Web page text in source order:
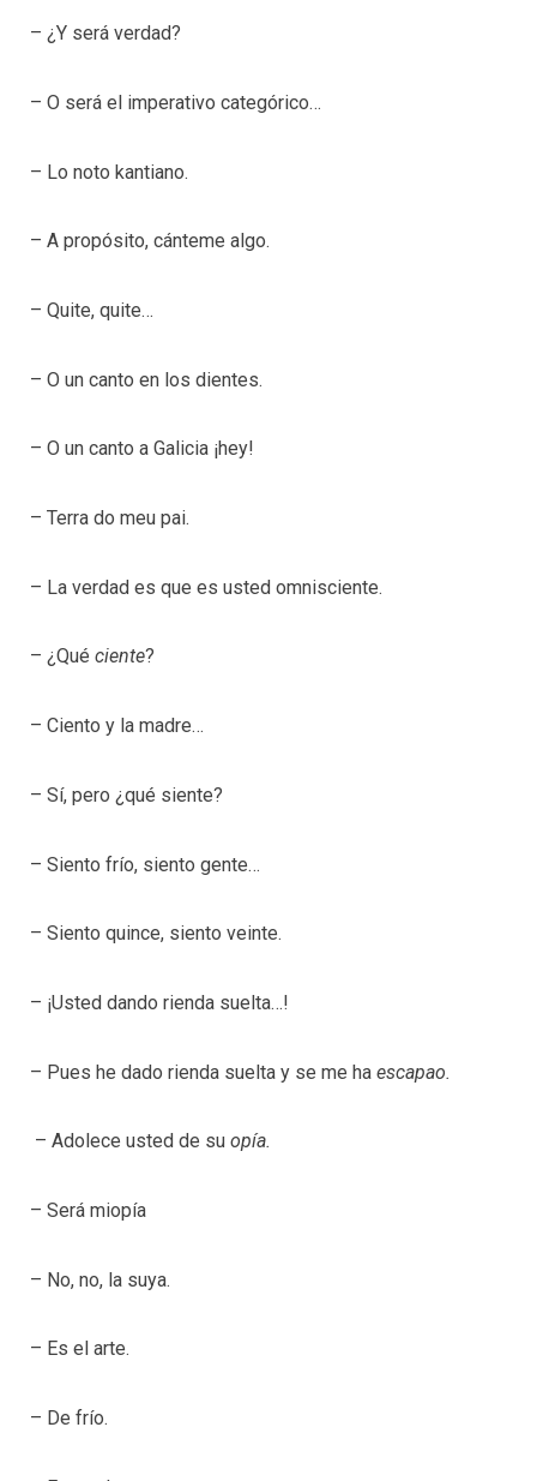
– ¿Y será verdad?
– O será el imperativo categórico…
– Lo noto kantiano.
– A propósito, cánteme algo.
– Quite, quite…
– O un canto en los dientes.
– O un canto a Galicia ¡hey!
– Terra do meu pai.
– La verdad es que es usted omnisciente.
– ¿Qué ciente?
– Ciento y la madre…
– Sí, pero ¿qué siente?
– Siento frío, siento gente…
– Siento quince, siento veinte.
– ¡Usted dando rienda suelta…!
– Pues he dado rienda suelta y se me ha escapao.
– Adolece usted de su opía.
– Será miopía
– No, no, la suya.
– Es el arte.
– De frío.